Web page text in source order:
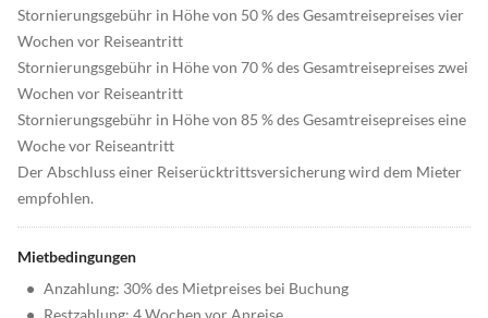
Stornierungsgebühr in Höhe von 50 % des Gesamtreisepreises vier
Wochen vor Reiseantritt
Stornierungsgebühr in Höhe von 70 % des Gesamtreisepreises zwei
Wochen vor Reiseantritt
Stornierungsgebühr in Höhe von 85 % des Gesamtreisepreises eine
Woche vor Reiseantritt
Der Abschluss einer Reiserücktrittsversicherung wird dem Mieter
empfohlen.
Mietbedingungen
• Anzahlung: 30% des Mietpreises bei Buchung